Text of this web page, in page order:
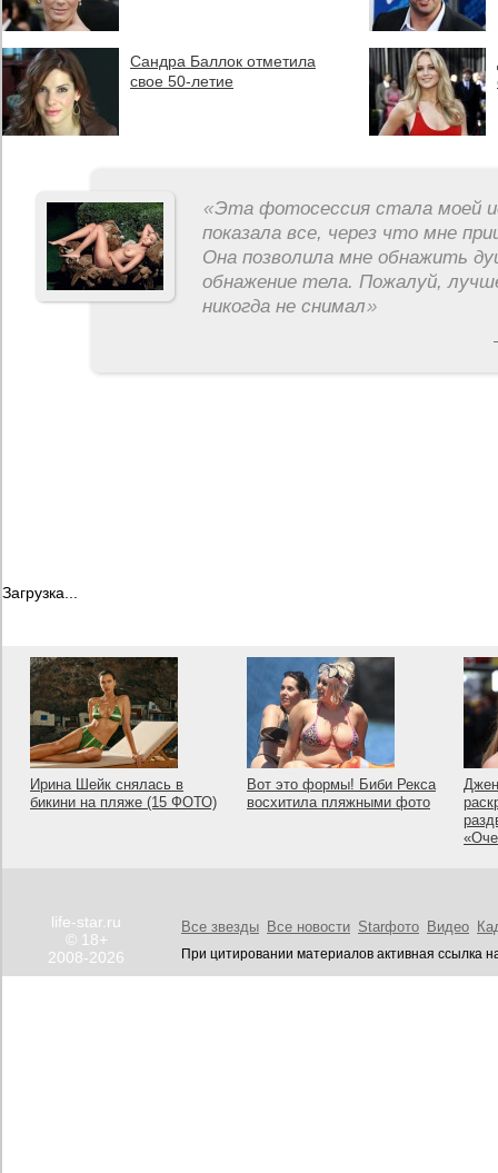
Сандра Баллок отметила
свое 50-летие
«Эта фотосессия стала моей
показала все, через что мне
Она позволила мне обнажить
обнажение тела. Пожалуй,
никогда не снимал»
Загрузка...
Ирина Шейк снялась в
бикини на пляже (15 ФОТО)
Вот это формы! Биби Рекса
восхитила пляжными фото
life-star.ru
© 18+
2008-2026
Все звезды Все новости Starфото Видео
При цитировании материалов активная ссылка